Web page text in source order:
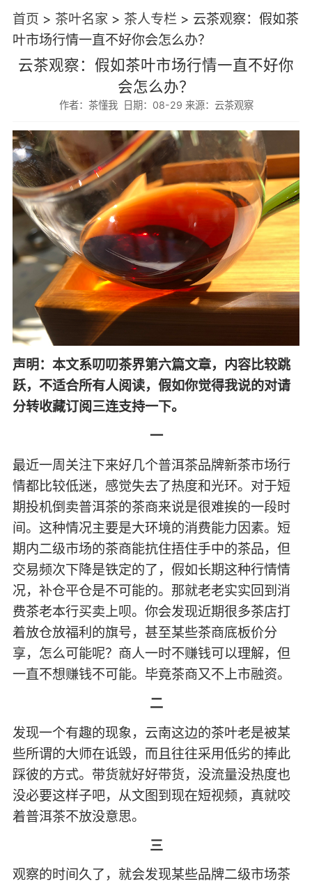
首页 > 茶叶名家> 茶人专栏> 云茶观察：假如茶
叶市场行情一直不好你会怎么办？
云茶观察：假如茶叶市场行情一直不好你
会怎么办？
作者：茶懂我 日期：08-29 来源：云茶观察
声明：本文系叨叨茶界第六篇文章，内容比较跳
跃，不适合所有人阅读，假如你觉得我说的对请
分转收藏订阅三连支持一下。
一
最近一周关注下来好几个普洱茶品牌新茶市场行
情都比较低迷，感觉失去了热度和光环。对于短
期投机倒卖普洱茶的茶商来说是很难挨的一段时
间。这种情况主要是大环境的消费能力因素。短
期内二级市场的茶商能抗住捂住手中的茶品，但
交易频次下降是铁定的了，假如长期这种行情情
况，补仓平仓是不可能的。那就老老实实回到消
费茶老本行买卖上呗。你会发现近期很多茶店打
着放仓放福利的旗号，甚至某些茶商底板价分
享，怎么可能呢？商人一时不赚钱可以理解，但
一直不想赚钱不可能。毕竟茶商又不上市融资。
二
发现一个有趣的现象，云南这边的茶叶老是被某
些所谓的大师在诋毁，而且往往采用低劣的捧此
踩彼的方式。带货就好好带货，没流量没热度也
没必要这样子吧，从文图到现在短视频，真就咬
着普洱茶不放没意思。
三
观察的时间久了，就会发现某些品牌二级市场茶